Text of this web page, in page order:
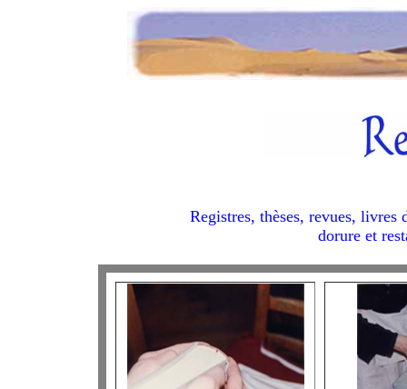
Registres, thèses, revues,
dorure et